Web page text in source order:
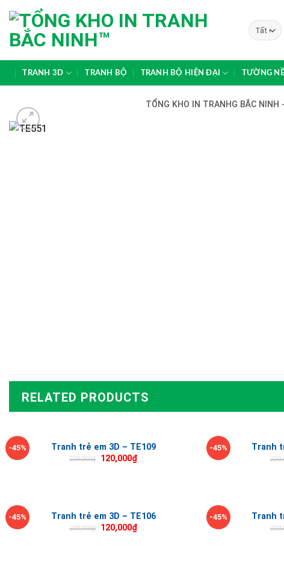
to
content
TRANH 3D TRANH BỘ TRANH BỘ HIỆN ĐẠI TƯỜNG
TỔNG KHO IN TRANHG BẮC
RELATED PRODUCTS
-45% Tranh trẻ em 3D – TE109
220,000₫ 120,000₫
-45% Tranh
-45% Tranh trẻ em 3D – TE106
220,000₫ 120,000₫
-45% Tranh